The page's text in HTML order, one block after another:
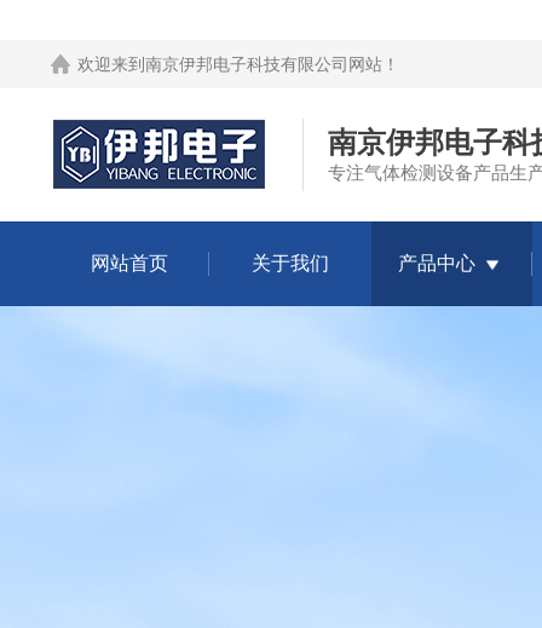
欢迎来到 南京伊邦电子科技有限公司网站 ！
南京伊邦电子科
专注气体检测设备产品生
网站首页 关于我们 产品中心